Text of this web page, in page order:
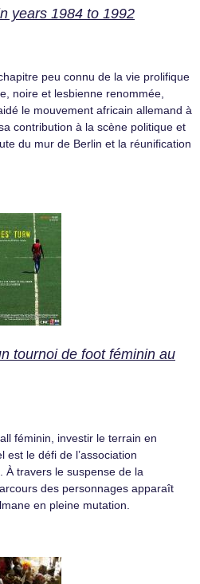
years 1984 to 1992
peu connu de la vie prolifique
noire et lesbienne renommée,
le mouvement africain allemand à
contribution à la scène politique et
du mur de Berlin et la réunification
tournoi de foot féminin au
féminin, investir le terrain en
est le défi de l’association
À travers le suspense de la
des personnages apparaît
en pleine mutation.